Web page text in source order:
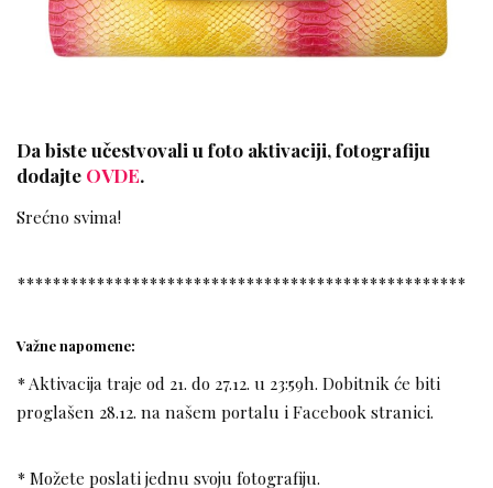
Da biste učestvovali u foto aktivaciji, fotografiju
dodajte OVDE.
Srećno svima!
***************************************************
Važne napomene:
* Aktivacija traje od 21. do 27.12. u 23:59h. Dobitnik će biti
proglašen 28.12. na našem portalu i Facebook stranici.
* Možete poslati jednu svoju fotografiju.